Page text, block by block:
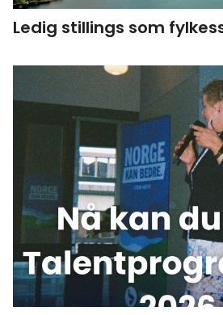
Ledig stillings som